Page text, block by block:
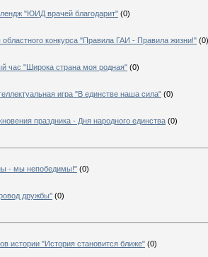
"ЮИД врачей благодарит" (0)
областного конкурса "Правила ГАИ - Правила жизни!" (0)
час "Широка страна моя родная" (0)
игра "В единстве наша сила" (0)
праздника - Дня народного единства (0)
- мы непобедимы!" (0)
дружбы'' (0)
истории "История становится ближе" (0)